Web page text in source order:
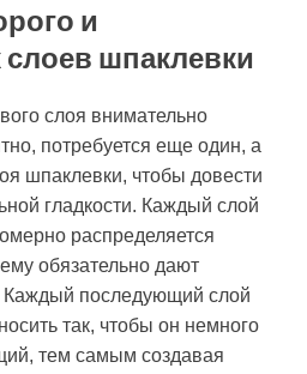
и
шпаклевки
слоя внимательно
потребуется еще один, а
шпаклевки, чтобы довести
гладкости. Каждый слой
распределяется
обязательно дают
Каждый последующий слой
так, чтобы он немного
тем самым создавая